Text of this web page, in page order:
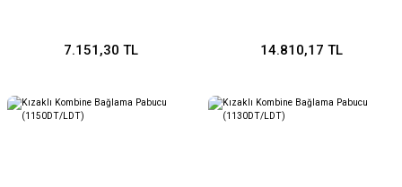
7.151,30 TL 14.810,17 TL